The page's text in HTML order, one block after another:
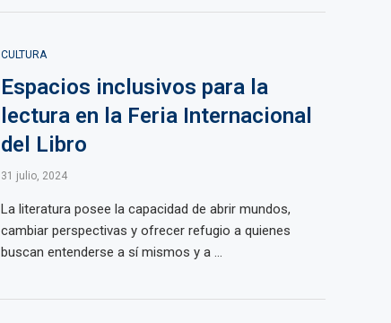
CULTURA
Espacios inclusivos para la
lectura en la Feria Internacional
del Libro
31 julio, 2024
La literatura posee la capacidad de abrir mundos,
cambiar perspectivas y ofrecer refugio a quienes
buscan entenderse a sí mismos y a ...